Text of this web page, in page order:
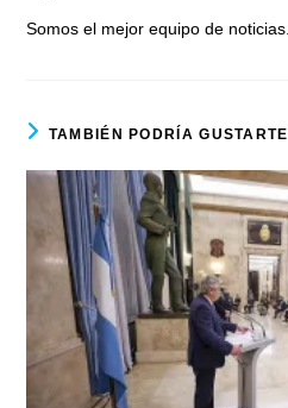
Somos el mejor equipo de noticias.
TAMBIÉN PODRÍA GUSTARTE